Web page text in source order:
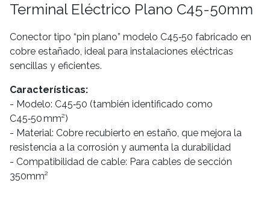
Terminal Eléctrico Plano C45-50mm
Conector tipo “pin plano” modelo C45‑50 fabricado en
cobre estañado, ideal para instalaciones eléctricas
sencillas y eficientes.
Características:
- Modelo: C45‑50 (también identificado como
C45‑50 mm²)
- Material: Cobre recubierto en estaño, que mejora la
resistencia a la corrosión y aumenta la durabilidad
- Compatibilidad de cable: Para cables de sección
350mm²